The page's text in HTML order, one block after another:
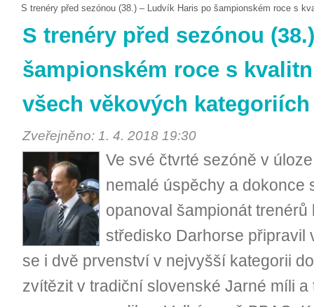
S trenéry před sezónou (38.) – Ludvík Haris po šampionském roce s
S trenéry před sezónou
šampionském roce s
všech věkových kategoriích
Zveřejněno: 1. 4. 2018 19:30
Ve své čtvrté sezóně v
nemalé úspěchy a dokonce
opanoval šampionát
středisko Darhorse připravil
se i dvě prvenství v nejvyšší kategorii
zvítězit v tradiční slovenské Jarné míli